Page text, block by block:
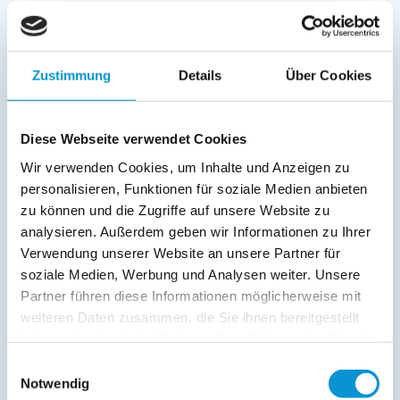
Zustimmung Details Über Cookies
Diese Webseite verwendet Cookies
Wir verwenden Cookies, um Inhalte und Anzeigen zu
personalisieren, Funktionen für soziale Medien anbieten
zu können und die Zugriffe auf unsere Website zu
analysieren. Außerdem geben wir Informationen zu Ihrer
Verwendung unserer Website an unsere Partner für
soziale Medien, Werbung und Analysen weiter. Unsere
Partner führen diese Informationen möglicherweise mit
weiteren Daten zusammen, die Sie ihnen bereitgestellt
Notwendig
Radio
Gartenstühle
Parkplatz
Terrasse
Service:
Verpflegung:
Beschreibung
Ferienwohnung 1 mit Terrasse in der Strandresidenz in